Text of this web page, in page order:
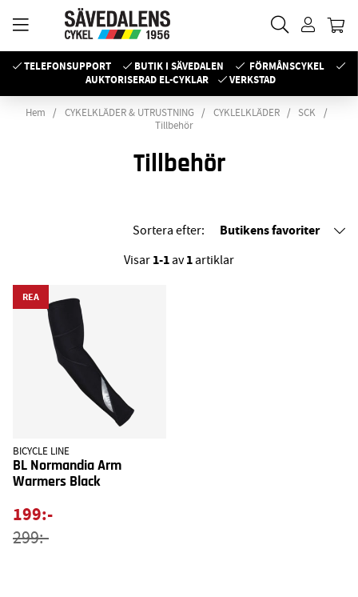
TELEFONSUPPORT BUTIK I SÄVEDALEN
FÖRMÅNSCYKEL
AUKTORISERAD EL-CYKLAR
VERKSTAD
Hem CYKELKLÄDER & UTRUSTNING CYKLELKLÄDER
SCK
Tillbehör
Tillbehör
Sortera efter: Butikens favoriter
Visar 1-1av1artiklar
REA
BICYCLE LINE
BL Normandia Arm
Warmers Black
199:-
299:-